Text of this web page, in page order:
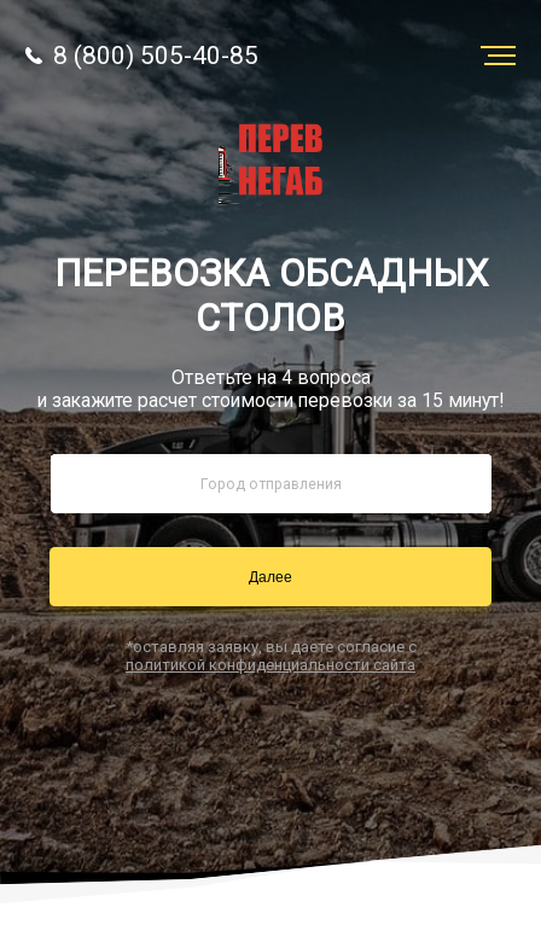
8 (800) 505-40-85
Звонок по России бесплатно
sale@simtruck-negabarit.ru
Заказать звонок
Заказать
перевозку
Грузы
8 (800) 505-40-85
ПЕРЕВОЗКА ОБСАДНЫХ
СТОЛОВ
Ответьте на 4 вопроса
и закажите расчет стоимости перевозки за 15 минут!
Далее
*оставляя заявку, вы даете согласие с
политикой конфиденциальности сайта